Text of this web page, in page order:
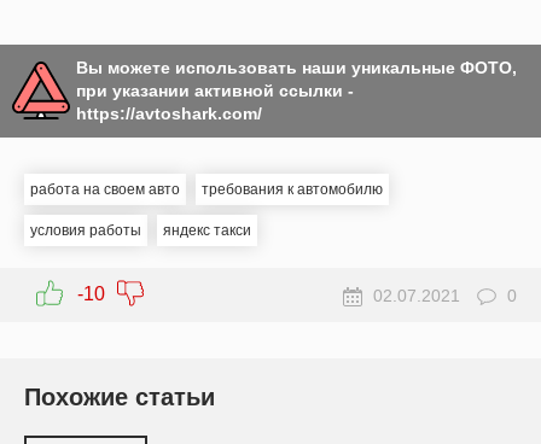
Вы можете использовать наши уникальные ФОТО,
при указании активной ссылки -
https://avtoshark.com/
работа на своем авто требования к автомобилю
условия работы яндекс такси
-10 02.07.2021 0
Похожие статьи